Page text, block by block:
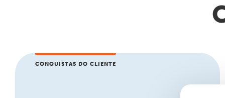
CONQUISTAS DO CLIENTE